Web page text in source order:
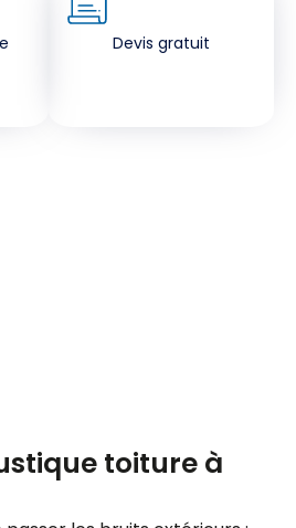
Devis gratuit
toiture à